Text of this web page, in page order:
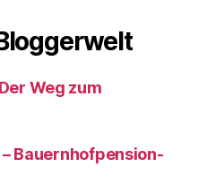
Weg zum
Bauernhofpension-